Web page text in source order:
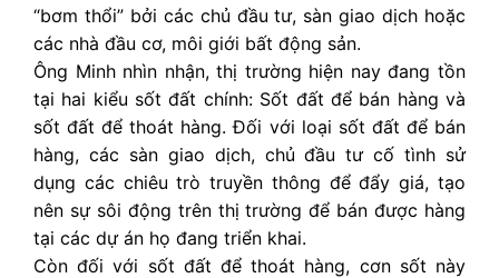
“bơm thổi” bởi các chủ đầu tư, sàn giao dịch hoặc
các nhà đầu cơ, môi giới bất động sản.
Ông Minh nhìn nhận, thị trường hiện nay đang tồn
tại hai kiểu sốt đất chính: Sốt đất để bán hàng và
sốt đất để thoát hàng. Đối với loại sốt đất để bán
hàng, các sàn giao dịch, chủ đầu tư cố tình sử
dụng các chiêu trò truyền thông để đẩy giá, tạo
nên sự sôi động trên thị trường để bán được hàng
tại các dự án họ đang triển khai.
Còn đối với sốt đất để thoát hàng, cơn sốt này